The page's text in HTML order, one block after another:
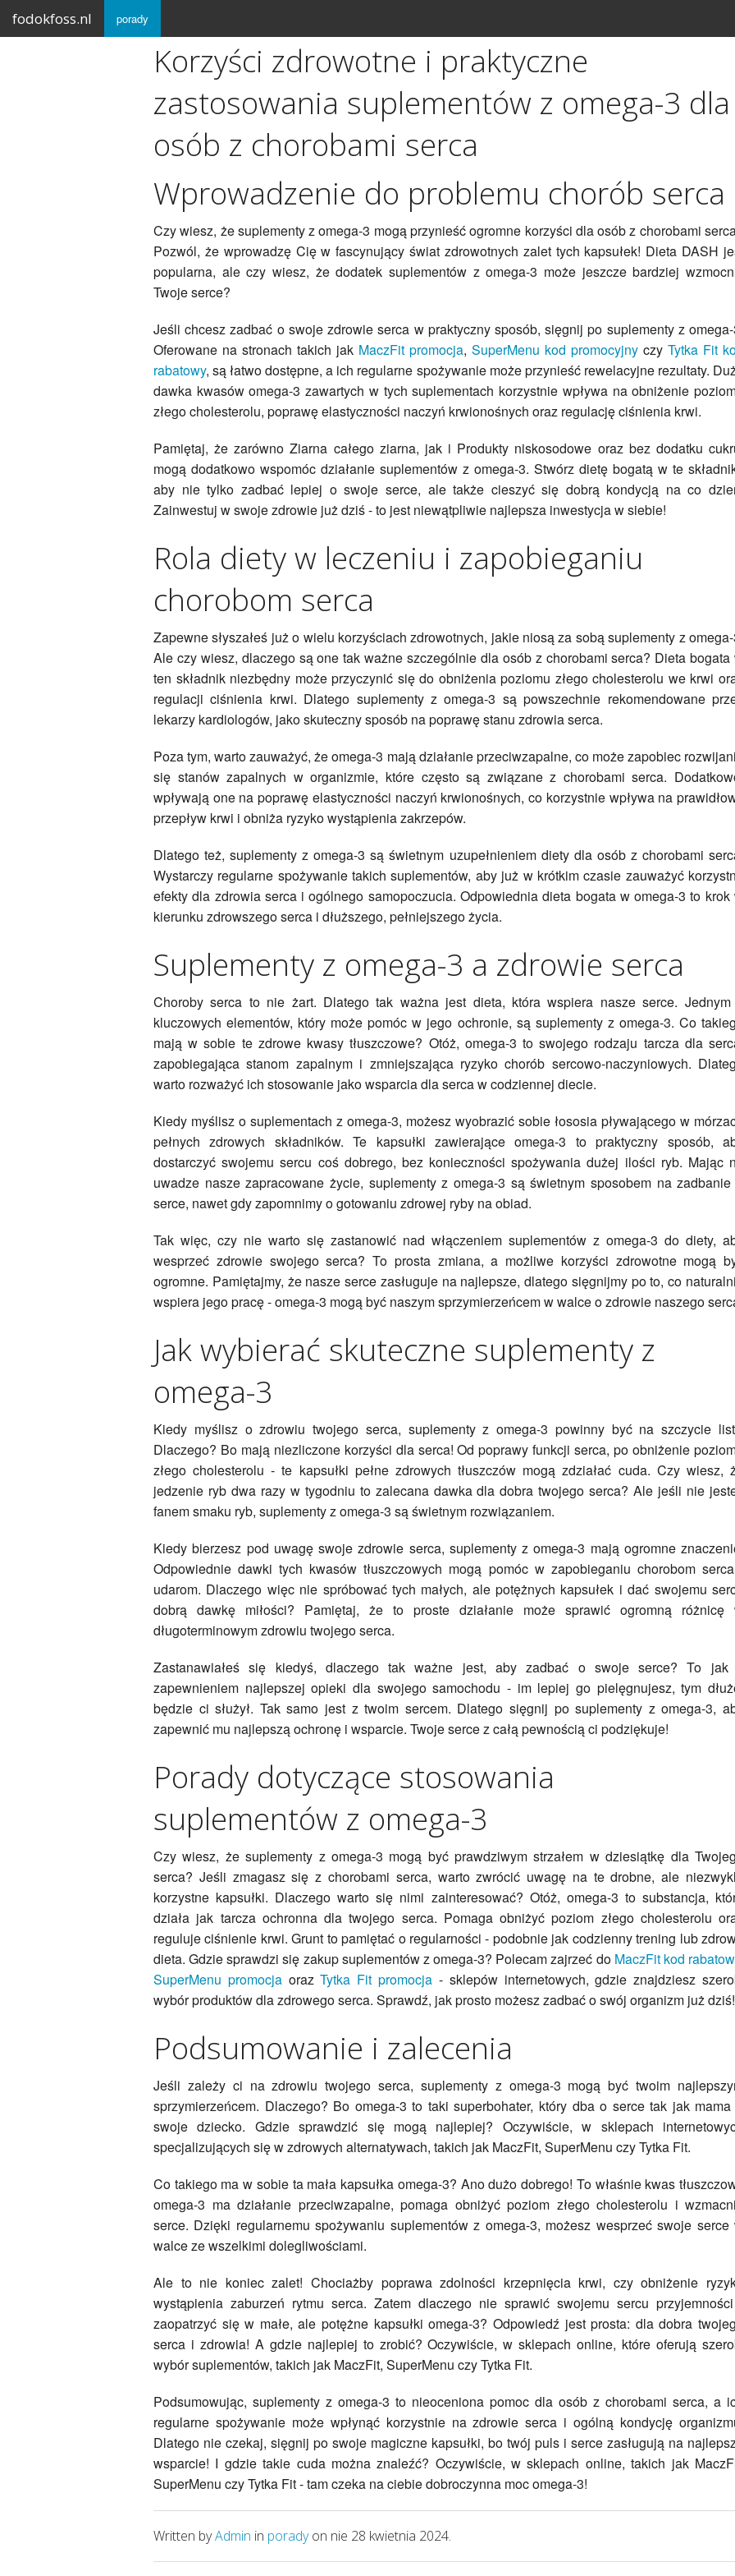
fodokfoss.nl porady
Korzyści zdrowotne i praktyczne
zastosowania suplementów z omega-3 dla
osób z chorobami serca
Wprowadzenie do problemu chorób serca
Czy wiesz, że suplementy z omega-3 mogą przynieść ogromne korzyści dla osób z chorobami
Pozwól, że wprowadzę Cię w fascynujący świat zdrowotnych zalet tych kapsułek! Dieta DASH
popularna, ale czy wiesz, że dodatek suplementów z omega-3 może jeszcze bardziej
Twoje serce?
Jeśli chcesz zadbać o swoje zdrowie serca w praktyczny sposób, sięgnij po suplementy z
Oferowane na stronach takich jak MaczFit promocja, SuperMenu kod promocyjny czy Tytka Fit
rabatowy, są łatwo dostępne, a ich regularne spożywanie może przynieść rewelacyjne rezultaty.
dawka kwasów omega-3 zawartych w tych suplementach korzystnie wpływa na obniżenie
złego cholesterolu, poprawę elastyczności naczyń krwionośnych oraz regulację ciśnienia krwi.
Pamiętaj, że zarówno Ziarna całego ziarna, jak i Produkty niskosodowe oraz bez dodatku
mogą dodatkowo wspomóc działanie suplementów z omega-3. Stwórz dietę bogatą w te
aby nie tylko zadbać lepiej o swoje serce, ale także cieszyć się dobrą kondycją na co
Zainwestuj w swoje zdrowie już dziś - to jest niewątpliwie najlepsza inwestycja w siebie!
Rola diety w leczeniu i zapobieganiu
chorobom serca
Zapewne słyszałeś już o wielu korzyściach zdrowotnych, jakie niosą za sobą suplementy z
Ale czy wiesz, dlaczego są one tak ważne szczególnie dla osób z chorobami serca? Dieta bogata
ten składnik niezbędny może przyczynić się do obniżenia poziomu złego cholesterolu we krwi
regulacji ciśnienia krwi. Dlatego suplementy z omega-3 są powszechnie rekomendowane
lekarzy kardiologów, jako skuteczny sposób na poprawę stanu zdrowia serca.
Poza tym, warto zauważyć, że omega-3 mają działanie przeciwzapalne, co może zapobiec
się stanów zapalnych w organizmie, które często są związane z chorobami serca.
wpływają one na poprawę elastyczności naczyń krwionośnych, co korzystnie wpływa na
przepływ krwi i obniża ryzyko wystąpienia zakrzepów.
Dlatego też, suplementy z omega-3 są świetnym uzupełnieniem diety dla osób z chorobami
Wystarczy regularne spożywanie takich suplementów, aby już w krótkim czasie zauważyć
efekty dla zdrowia serca i ogólnego samopoczucia. Odpowiednia dieta bogata w omega-3 to krok
kierunku zdrowszego serca i dłuższego, pełniejszego życia.
Suplementy z omega-3 a zdrowie serca
Choroby serca to nie żart. Dlatego tak ważna jest dieta, która wspiera nasze serce.
kluczowych elementów, który może pomóc w jego ochronie, są suplementy z omega-3. Co
mają w sobie te zdrowe kwasy tłuszczowe? Otóż, omega-3 to swojego rodzaju tarcza dla
zapobiegająca stanom zapalnym i zmniejszająca ryzyko chorób sercowo-naczyniowych.
warto rozważyć ich stosowanie jako wsparcia dla serca w codziennej diecie.
Kiedy myślisz o suplementach z omega-3, możesz wyobrazić sobie łososia pływającego w
pełnych zdrowych składników. Te kapsułki zawierające omega-3 to praktyczny sposób,
dostarczyć swojemu sercu coś dobrego, bez konieczności spożywania dużej ilości ryb. Mając
uwadze nasze zapracowane życie, suplementy z omega-3 są świetnym sposobem na
serce, nawet gdy zapomnimy o gotowaniu zdrowej ryby na obiad.
Tak więc, czy nie warto się zastanowić nad włączeniem suplementów z omega-3 do diety,
wesprzeć zdrowie swojego serca? To prosta zmiana, a możliwe korzyści zdrowotne mogą
ogromne. Pamiętajmy, że nasze serce zasługuje na najlepsze, dlatego sięgnijmy po to, co
wspiera jego pracę - omega-3 mogą być naszym sprzymierzeńcem w walce o zdrowie naszego
Jak wybierać skuteczne suplementy z
omega-3
Kiedy myślisz o zdrowiu twojego serca, suplementy z omega-3 powinny być na szczycie
Dlaczego? Bo mają niezliczone korzyści dla serca! Od poprawy funkcji serca, po obniżenie
złego cholesterolu - te kapsułki pełne zdrowych tłuszczów mogą zdziałać cuda. Czy wiesz,
jedzenie ryb dwa razy w tygodniu to zalecana dawka dla dobra twojego serca? Ale jeśli nie
fanem smaku ryb, suplementy z omega-3 są świetnym rozwiązaniem.
Kiedy bierzesz pod uwagę swoje zdrowie serca, suplementy z omega-3 mają ogromne
Odpowiednie dawki tych kwasów tłuszczowych mogą pomóc w zapobieganiu chorobom
udarom. Dlaczego więc nie spróbować tych małych, ale potężnych kapsułek i dać swojemu
dobrą dawkę miłości? Pamiętaj, że to proste działanie może sprawić ogromną różnicę
długoterminowym zdrowiu twojego serca.
Zastanawiałeś się kiedyś, dlaczego tak ważne jest, aby zadbać o swoje serce? To
zapewnieniem najlepszej opieki dla swojego samochodu - im lepiej go pielęgnujesz, tym
będzie ci służył. Tak samo jest z twoim sercem. Dlatego sięgnij po suplementy z omega-3,
zapewnić mu najlepszą ochronę i wsparcie. Twoje serce z całą pewnością ci podziękuje!
Porady dotyczące stosowania
suplementów z omega-3
Czy wiesz, że suplementy z omega-3 mogą być prawdziwym strzałem w dziesiątkę dla
serca? Jeśli zmagasz się z chorobami serca, warto zwrócić uwagę na te drobne, ale
korzystne kapsułki. Dlaczego warto się nimi zainteresować? Otóż, omega-3 to substancja,
działa jak tarcza ochronna dla twojego serca. Pomaga obniżyć poziom złego cholesterolu
reguluje ciśnienie krwi. Grunt to pamiętać o regularności - podobnie jak codzienny trening lub
dieta. Gdzie sprawdzi się zakup suplementów z omega-3? Polecam zajrzeć do MaczFit kod
SuperMenu promocjaorazTytka Fit promocja - sklepów internetowych, gdzie znajdziesz
wybór produktów dla zdrowego serca. Sprawdź, jak prosto możesz zadbać o swój organizm już dziś!
Podsumowanie i zalecenia
Jeśli zależy ci na zdrowiu twojego serca, suplementy z omega-3 mogą być twoim
sprzymierzeńcem. Dlaczego? Bo omega-3 to taki superbohater, który dba o serce tak jak
swoje dziecko. Gdzie sprawdzić się mogą najlepiej? Oczywiście, w sklepach
specjalizujących się w zdrowych alternatywach, takich jak MaczFit, SuperMenu czy Tytka Fit.
Co takiego ma w sobie ta mała kapsułka omega-3? Ano dużo dobrego! To właśnie kwas
omega-3 ma działanie przeciwzapalne, pomaga obniżyć poziom złego cholesterolu i
serce. Dzięki regularnemu spożywaniu suplementów z omega-3, możesz wesprzeć swoje serce
walce ze wszelkimi dolegliwościami.
Ale to nie koniec zalet! Chociażby poprawa zdolności krzepnięcia krwi, czy obniżenie
wystąpienia zaburzeń rytmu serca. Zatem dlaczego nie sprawić swojemu sercu
zaopatrzyć się w małe, ale potężne kapsułki omega-3? Odpowiedź jest prosta: dla dobra
serca i zdrowia! A gdzie najlepiej to zrobić? Oczywiście, w sklepach online, które oferują
wybór suplementów, takich jak MaczFit, SuperMenu czy Tytka Fit.
Podsumowując, suplementy z omega-3 to nieoceniona pomoc dla osób z chorobami serca, a
regularne spożywanie może wpłynąć korzystnie na zdrowie serca i ogólną kondycję
Dlatego nie czekaj, sięgnij po swoje magiczne kapsułki, bo twój puls i serce zasługują na
wsparcie! I gdzie takie cuda można znaleźć? Oczywiście, w sklepach online, takich jak
SuperMenu czy Tytka Fit - tam czeka na ciebie dobroczynna moc omega-3!
Written byAdmin in poradyon nie 28 kwietnia 2024.